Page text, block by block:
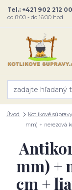
Tel.: +421 902 212
od 8:00 - do 16:00 hod
Úvod Kotlíkové súpravy
mm) + nerezová
mm) +
cm +